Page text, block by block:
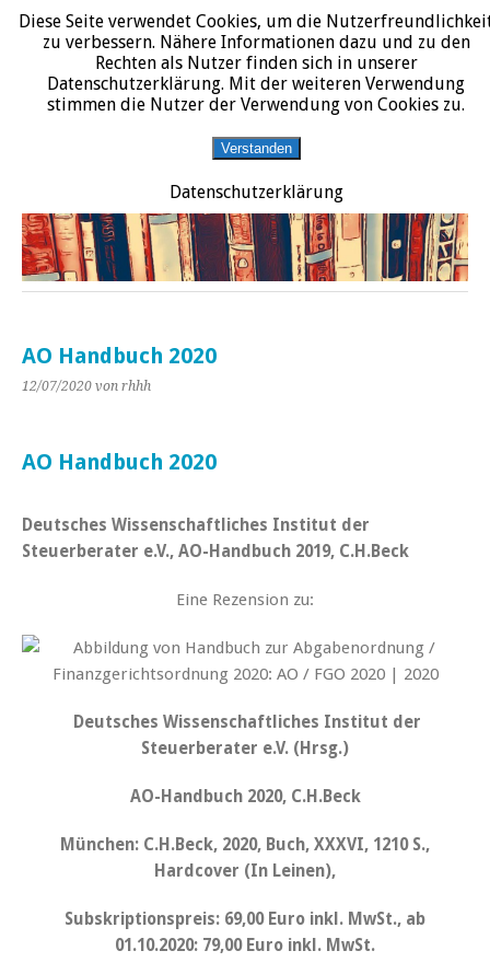
START DATENSCHUTZERKLÄRUNG IMPRESSUM ÜBER JURALIT
JURALIT
Rezensionen juristischer Literatur
AO Handbuch 2020
12/07/2020 von rhhh
AO Handbuch 2020
Deutsches Wissenschaftliches Institut der
Steuerberater e.V., AO-Handbuch 2019, C.H.Beck
Eine Rezension zu:
Deutsches Wissenschaftliches Institut der
Steuerberater e.V. (Hrsg.)
AO-Handbuch 2020, C.H.Beck
München: C.H.Beck, 2020, Buch, XXXVI, 1210 S.,
Hardcover (In Leinen),
Subskriptionspreis: 69,00 Euro inkl. MwSt., ab
01.10.2020: 79,00 Euro inkl. MwSt.
Diese Seite verwendet Cookies, um die
zu verbessern. Nähere Informationen dazu und zu den
Rechten als Nutzer finden sich in unserer
Datenschutzerklärung. Mit der weiteren Verwendung
stimmen die Nutzer der Verwendung von Cookies zu.
Verstanden
Datenschutzerklärung